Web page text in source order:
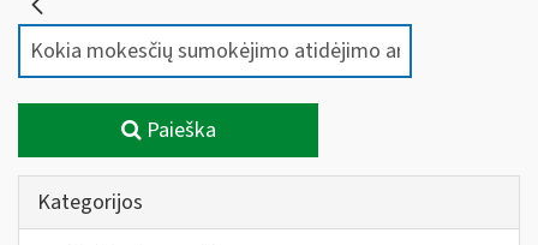
Paieška
Kategorijos